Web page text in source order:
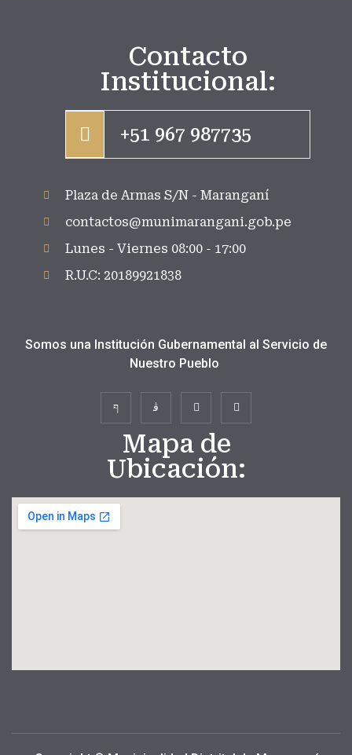
Contacto
Institucional:
+51 967 987735
Plaza de Armas S/N - Maranganí
contactos@munimarangani.gob.pe
Lunes - Viernes 08:00 - 17:00
R.U.C: 20189921838
Somos una Institución Gubernamental al Servicio de
Nuestro Pueblo
Mapa de
Ubicación: